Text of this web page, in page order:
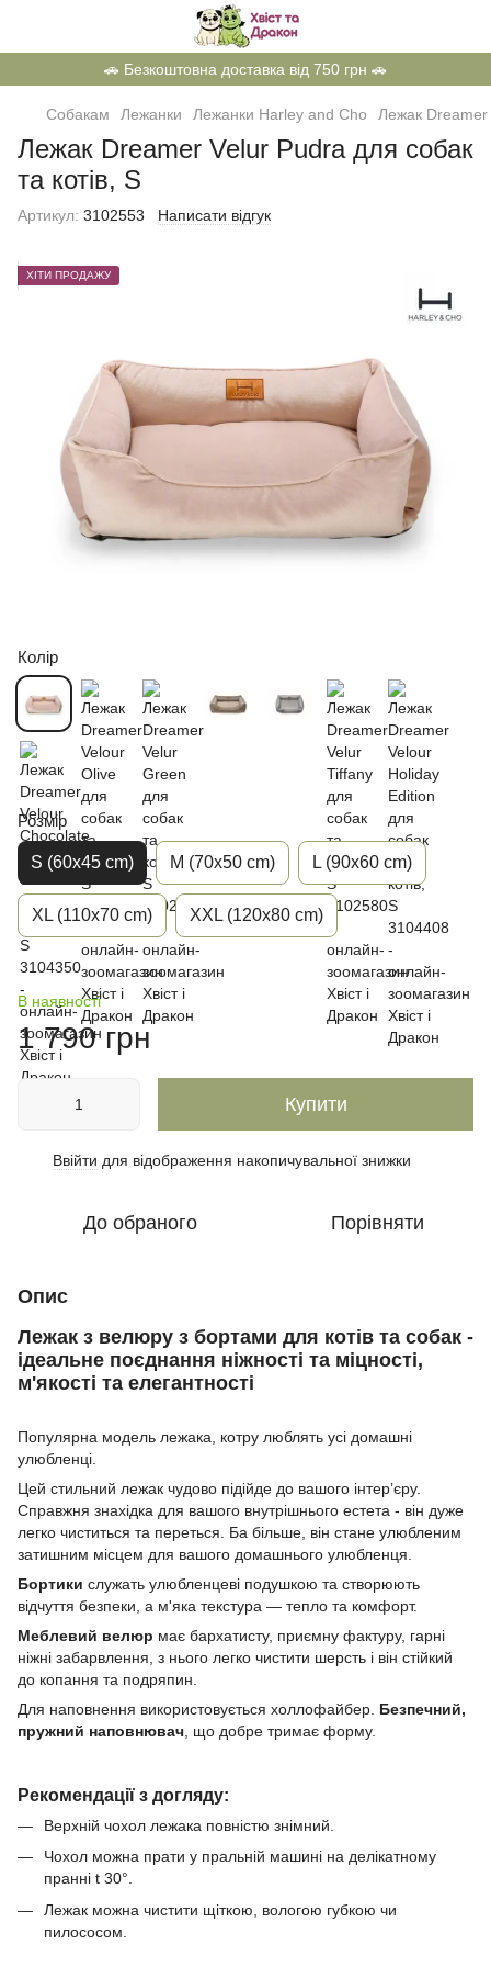
🚗 Безкоштовна доставка від 750 грн 🚗
Собакам Лежанки Лежанки Harley and Cho Лежак Dreamer
Лежак Dreamer Velur Pudra для собак
та котів, S
Артикул: 3102553 Написати відгук
ХІТИ ПРОДАЖУ
Колір
Розмір
S (60x45 cm) M (70x50 cm) L (90x60 cm)
XL (110x70 cm) XХL (120x80 cm)
В наявності
1 790 грн
Купити
Ввійти для відображення накопичувальної знижки
До обраного Порівняти
Опис
Лежак з велюру з бортами для котів та собак -
ідеальне поєднання ніжності та міцності,
м'якості та елегантності
Популярна модель лежака, котру люблять усі домашні
улюбленці.
Цей стильний лежак чудово підійде до вашого інтерʼєру.
Справжня знахідка для вашого внутрішнього естета - він дуже
легко чиститься та переться. Ба більше, він стане улюбленим
затишним місцем для вашого домашнього улюбленця.
Бортики служать улюбленцеві подушкою та створюють
відчуття безпеки, а м'яка текстура — ​​тепло та комфорт.
Меблевий велюр має бархатисту, приємну фактуру, гарні
ніжні забарвлення, з нього легко чистити шерсть і він стійкий
до копання та подряпин.
Для наповнення використовується холлофайбер. Безпечний,
пружний наповнювач , що добре тримає форму.
Рекомендації з догляду:
Верхній чохол лежака повністю знімний.
Чохол можна прати у пральній машині на делікатному
пранні t 30°.
Лежак можна чистити щіткою, вологою губкою чи
пилососом.